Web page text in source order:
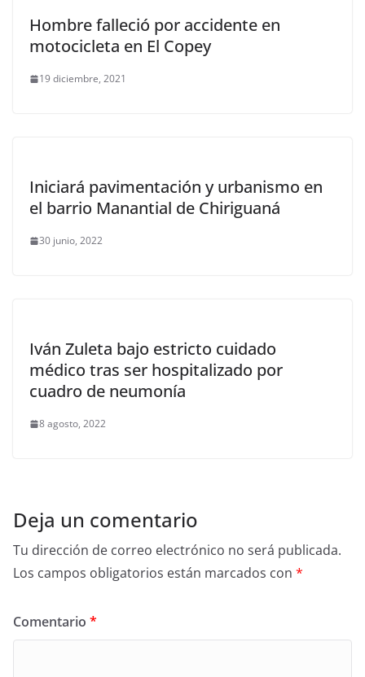
Hombre falleció por accidente en
motocicleta en El Copey
19 diciembre, 2021
Iniciará pavimentación y urbanismo en
el barrio Manantial de Chiriguaná
30 junio, 2022
Iván Zuleta bajo estricto cuidado
médico tras ser hospitalizado por
cuadro de neumonía
8 agosto, 2022
Deja un comentario
Tu dirección de correo electrónico no será publicada.
Los campos obligatorios están marcados con *
Comentario *